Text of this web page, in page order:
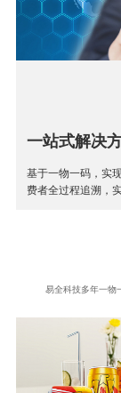
一站式解决
基于一物一码，实
费者全过程追溯，
易全科技多年一物